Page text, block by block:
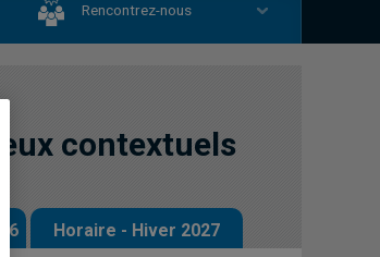
Rencontrez-nous
contextuels
Horaire - Hiver 2027